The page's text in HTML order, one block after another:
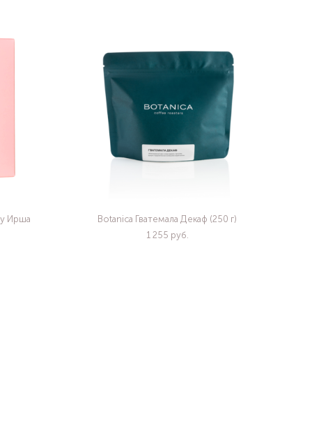
Ирша
Botanica Гватемала Декаф (250 г)
1 255 pуб.